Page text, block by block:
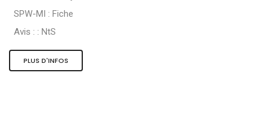
SPW-MI : Fiche
Avis : : NtS
PLUS D'INFOS